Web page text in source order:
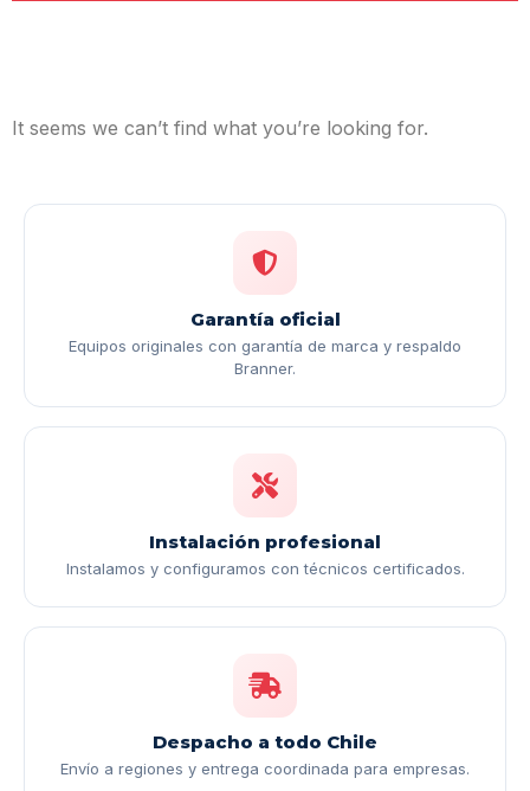
It seems we can’t find what you’re looking for.
Garantía oficial
Equipos originales con garantía de marca y respaldo
Branner.
Instalación profesional
Instalamos y configuramos con técnicos certificados.
Despacho a todo Chile
Envío a regiones y entrega coordinada para empresas.